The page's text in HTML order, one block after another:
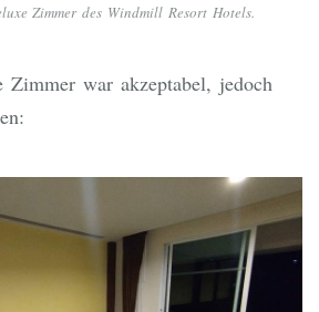
Zimmer des Windmill Resort Hotels.
war akzeptabel, jedoch